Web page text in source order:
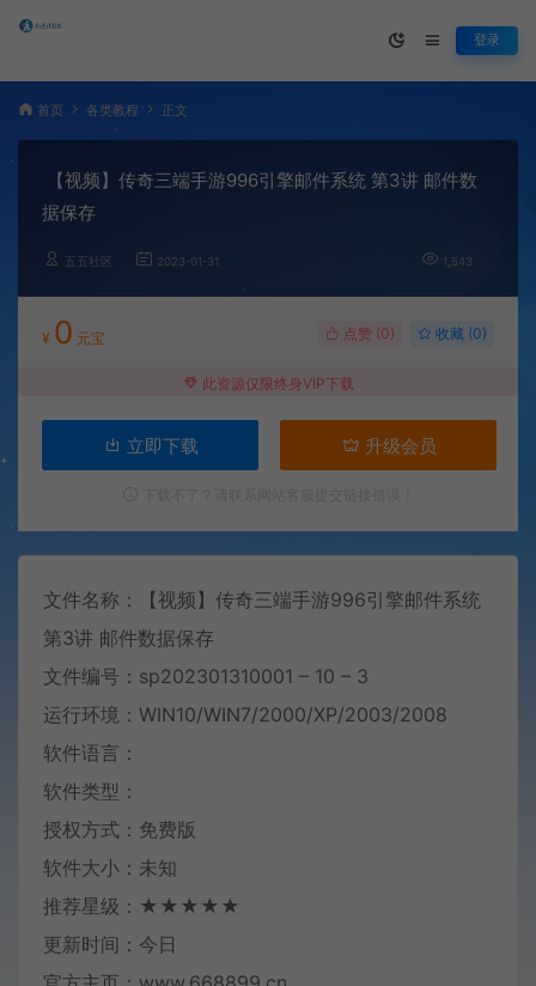
登录
首页 各类教程 正文
【视频】传奇三端手游996引擎邮件系统 第3讲 邮件数
据保存
五五社区 2023-01-31 1,543
¥ 0 元宝 点赞 (0) 收藏 (0)
此资源仅限终身VIP下载
立即下载 升级会员
文件名称：【视频】传奇三端手游996引擎邮件系统
第3讲 邮件数据保存
文件编号：sp202301310001 – 10 – 3
运行环境：WIN10/WIN7/2000/XP/2003/2008
软件语言：
软件类型：
授权方式：免费版
软件大小：未知
推荐星级：★★★★★
更新时间：今日